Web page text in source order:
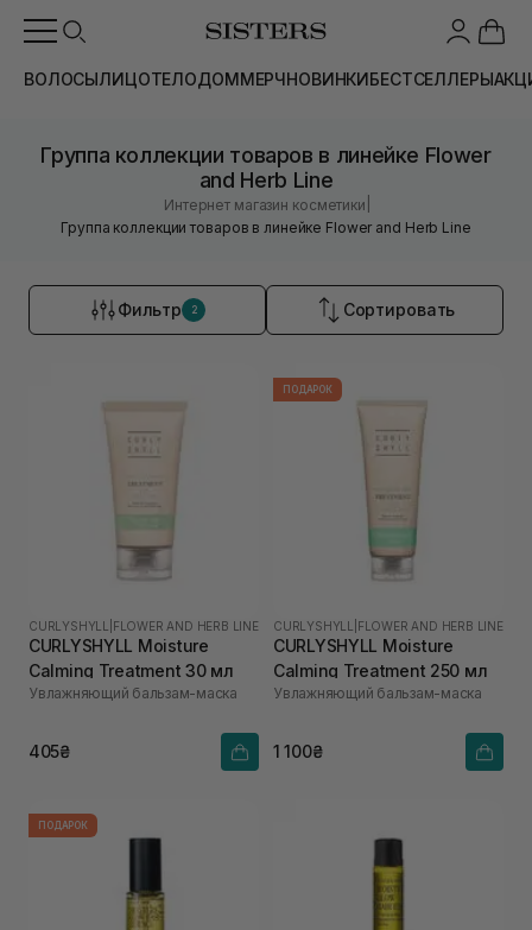
ВОЛОСЫЛИЦОТЕЛОДОММЕРЧНОВИНКИБЕСТСЕЛЛЕРЫ
Группа коллекции товаров в линейке Flower
and Herb Line
Интернет магазин косметики
Группа коллекции товаров в линейке Flower and Herb Line
Фильтр 2 Сортировать
CURLYSHYLL FLOWER AND HERB LINE
CURLYSHYLL Moisture
Calming Treatment 30 мл
Увлажняющий бальзам-маска
405₴
ПОДАРОК
CURLYSHYLL FLOWER AND HERB LINE
CURLYSHYLL Moisture
Calming Treatment 250 мл
Увлажняющий бальзам-маска
1 100₴
ПОДАРОК